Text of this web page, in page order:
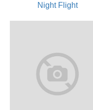
Night Flight